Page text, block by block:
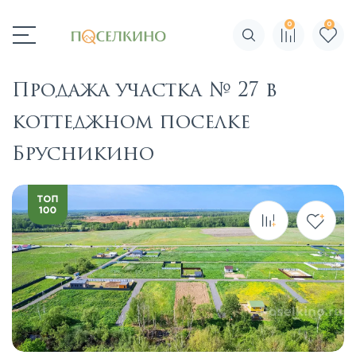
Поиск по сайту
0 0
Продажа участка № 27 в
коттеджном поселке
Брусникино